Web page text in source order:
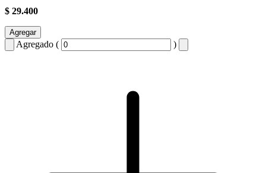
$ 29.400
Agregar
Agregado ( )